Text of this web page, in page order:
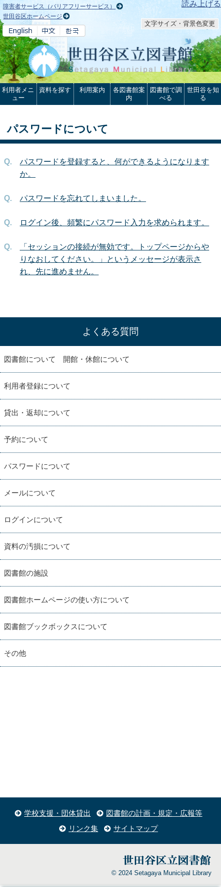
本文へ 読み上げる
障害者サービス（バリアフリーサービス）
世田谷区ホームページ
文字サイズ・背景色変更
利用者メニ
ュー
資料を探す 利用案内
各図書館案
内
図書館で調
べる
世田谷を知
る
パスワードについて
パスワードを登録すると、何ができるようになります
か。
パスワードを忘れてしまいました。
ログイン後、頻繁にパスワード入力を求められます。
「セッションの接続が無効です。トップページからや
りなおしてください。」というメッセージが表示さ
れ、先に進めません。
よくある質問
図書館について 開館・休館について
利用者登録について
貸出・返却について
予約について
パスワードについて
メールについて
ログインについて
資料の汚損について
図書館の施設
図書館ホームページの使い方について
図書館ブックボックスについて
その他
学校支援・団体貸出
図書館の計画・規定・広報等
リンク集
サイトマップ
© 2024 Setagaya Municipal Library